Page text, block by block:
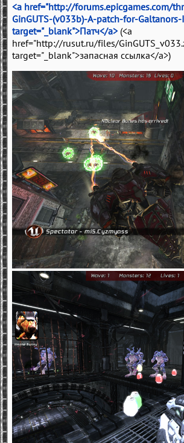
<a href="http://forums.epicgames.com/
GinGUTS-(v033b)-A-patch-for-
target="_blank">Патч</a> (<a
href="http://rusut.ru/files/
target="_blank">запасная ссылка</a>)